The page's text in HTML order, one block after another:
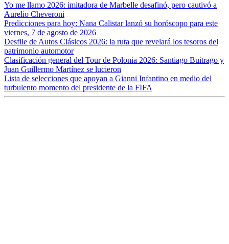
Yo me llamo 2026: imitadora de Marbelle desafinó, pero cautivó a
Aurelio Cheveroni
Predicciones para hoy: Nana Calistar lanzó su horóscopo para este
viernes, 7 de agosto de 2026
Desfile de Autos Clásicos 2026: la ruta que revelará los tesoros del
patrimonio automotor
Clasificación general del Tour de Polonia 2026: Santiago Buitrago y
Juan Guillermo Martínez se lucieron
Lista de selecciones que apoyan a Gianni Infantino en medio del
turbulento momento del presidente de la FIFA